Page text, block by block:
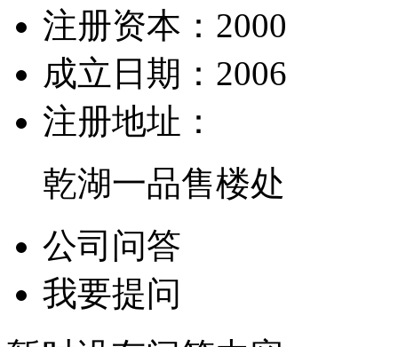
注册资本： 2000
成立日期： 2006
注册地址：
乾湖一品售楼处
公司问答
我要提问